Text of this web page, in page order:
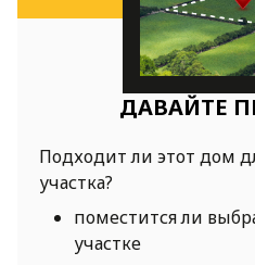
ДАВАЙТЕ
Подходит ли этот дом
участка?
поместится ли
участке